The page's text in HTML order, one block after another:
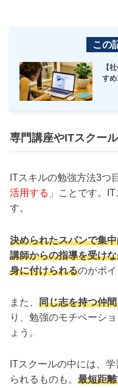
この
【
す
専門講座やITスクー
ITスキルの勉強方法3つ
活用する 」ことです。
す。
決められたスパンで集
講師からの指導を受け
身に付けられるのがポイ
また、 同じ志を持つ仲
り、勉強のモチベーシ
ょう。
ITスクールの中には、
られるものも。 最短距